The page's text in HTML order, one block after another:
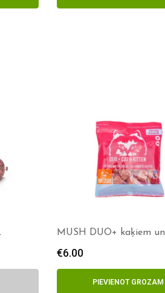
MUSH DUO+ kaķiem un
€6.00
PIEVIENOT GROZAM